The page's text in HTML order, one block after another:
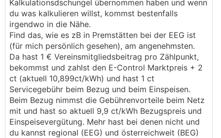
schnell auch überwiegend Gebühren sein.
2. Gerade kleine Verbraucher und Einspeiser
werden übermäßig belastet. Wie wollt ihr damit
wachsen?
Für mich wird es nach diesem Quartal vermutlich
auch vorbei sein, auch wenn es prinzipiell bis
jetzt ganz gut gepasst hat. Aber wenn es unter
10ct geht, ist es einfach nicht mehr interessant.
Da gibt es bessere Alternativen..
Kalkulationsdschungel übernommen haben und wenn
du was kalkulieren willst, kommst bestenfalls
irgendwo in die Nähe.
Find das, wie es zB in Premstätten bei der EEG ist
(für mich persönlich gesehen), am angenehmsten.
Da hast 1 € Vereinsmitgliedsbeitrag pro Zählpunkt,
bekommst und zahlst den E-Control Marktpreis + 2
ct (aktuell 10,899ct/kWh) und hast 1 ct
Servicegebühr beim Bezug und beim Einspeisen.
Beim Bezug nimmst die Gebührenvorteile beim Netz
mit und hast so aktuell 9,9 ct/kWh Bezugspreis und
Einspeisevergütung. Mehr hast bei denen nicht und
du kannst regional (EEG) und österreichweit (BEG)